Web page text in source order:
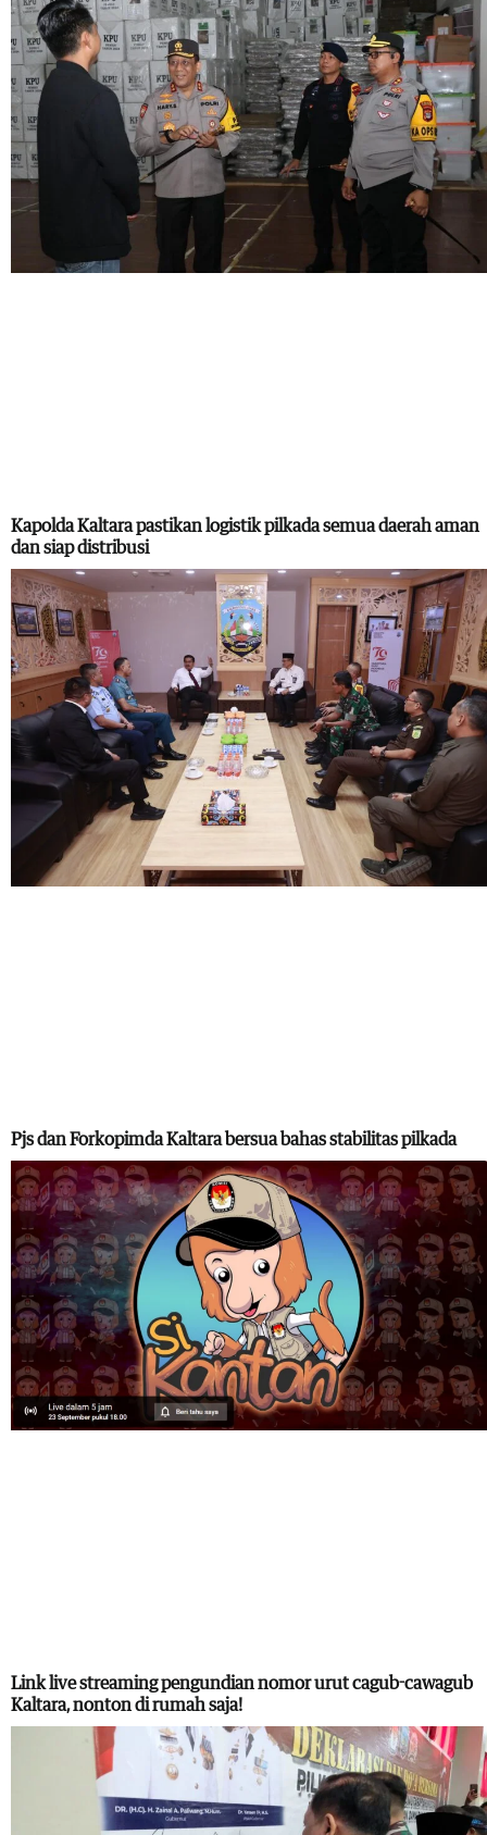
Kapolda Kaltara pastikan logistik pilkada semua daerah aman
dan siap distribusi
Pjs dan Forkopimda Kaltara bersua bahas stabilitas pilkada
Link live streaming pengundian nomor urut cagub-cawagub
Kaltara, nonton di rumah saja!